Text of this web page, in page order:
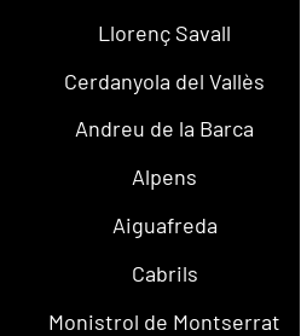
Llorenç Savall
Cerdanyola del Vallès
Andreu de la Barca
Alpens
Aiguafreda
Cabrils
Monistrol de Montserrat